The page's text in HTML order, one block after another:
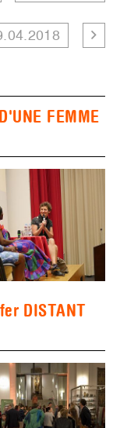
FEMME
DISTANT